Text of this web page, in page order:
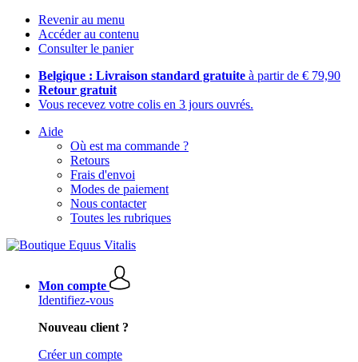
Revenir au menu
Accéder au contenu
Consulter le panier
Belgique : Livraison standard gratuite à partir de € 79,90
Retour gratuit
Vous recevez votre colis en 3 jours ouvrés.
Aide
Où est ma commande ?
Retours
Frais d'envoi
Modes de paiement
Nous contacter
Toutes les rubriques
Mon compte
Identifiez-vous
Nouveau client ?
Créer un compte